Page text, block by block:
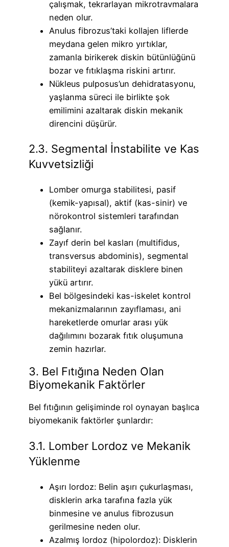
çalışmak, tekrarlayan mikrotravmalara
neden olur.
Anulus fibrozus’taki kollajen liflerde
meydana gelen mikro yırtıklar,
zamanla birikerek diskin bütünlüğünü
bozar ve fıtıklaşma riskini artırır.
Nükleus pulposus’un dehidratasyonu,
yaşlanma süreci ile birlikte şok
emilimini azaltarak diskin mekanik
direncini düşürür.
2.3. Segmental İnstabilite ve Kas
Kuvvetsizliği
Lomber omurga stabilitesi, pasif
(kemik-yapısal), aktif (kas-sinir) ve
nörokontrol sistemleri tarafından
sağlanır.
Zayıf derin bel kasları (multifidus,
transversus abdominis), segmental
stabiliteyi azaltarak disklere binen
yükü artırır.
Bel bölgesindeki kas-iskelet kontrol
mekanizmalarının zayıflaması, ani
hareketlerde omurlar arası yük
dağılımını bozarak fıtık oluşumuna
zemin hazırlar.
3. Bel Fıtığına Neden Olan
Biyomekanik Faktörler
Bel fıtığının gelişiminde rol oynayan başlıca
biyomekanik faktörler şunlardır:
3.1. Lomber Lordoz ve Mekanik
Yüklenme
Aşırı lordoz: Belin aşırı çukurlaşması,
disklerin arka tarafına fazla yük
binmesine ve anulus fibrozusun
gerilmesine neden olur.
Azalmış lordoz (hipolordoz): Disklerin